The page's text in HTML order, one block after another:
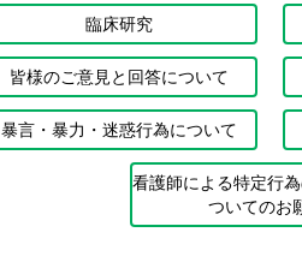
臨床研究
皆様のご意見と回答について
暴言・暴力・迷惑行為について
看護師による特定行
ついてのお